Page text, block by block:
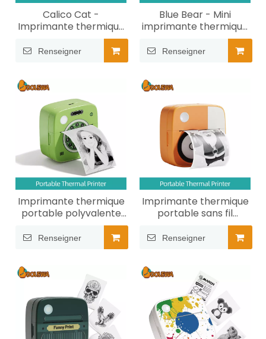
Calico Cat -
Imprimante thermique
portable légère
Renseigner
Blue Bear - Mini
imprimante thermique
Renseigner
Imprimante thermique
portable polyvalente
pour téléphone
Renseigner
Imprimante thermique
portable sans fil
Renseigner